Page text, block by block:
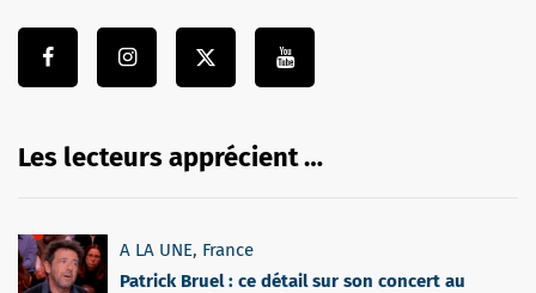
Les lecteurs apprécient …
A LA UNE, France
Patrick Bruel : ce détail sur son concert au